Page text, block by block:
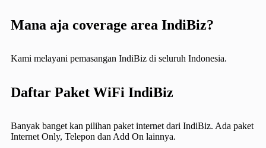
Mana aja coverage area IndiBiz?
Kami melayani pemasangan IndiBiz di seluruh Indonesia.
Daftar Paket WiFi IndiBiz
Banyak banget kan pilihan paket internet dari IndiBiz. Ada paket
Internet Only, Telepon dan Add On lainnya.